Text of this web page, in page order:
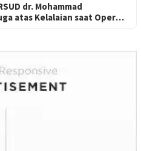
dr. Mohammad
atas Kelalaian saat Operasi